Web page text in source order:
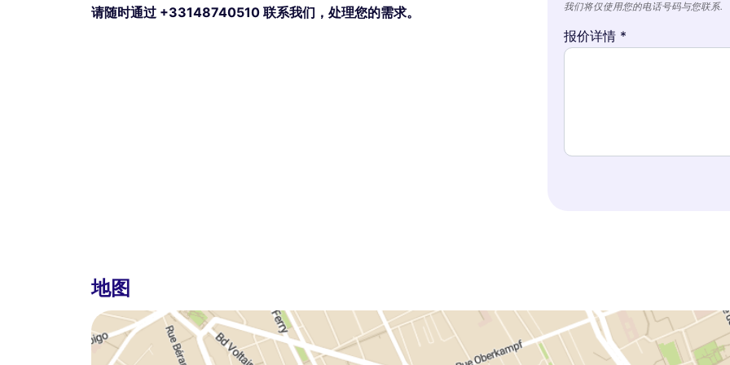
请随时通过 +33148740510 联系我们，处理您的需求。
我们将仅使用您的电话号码与您联系.
报价详情 *
地图